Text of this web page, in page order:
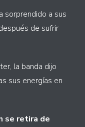
sorprendido a sus
de sufrir
la banda dijo
sus energías en
se retira de